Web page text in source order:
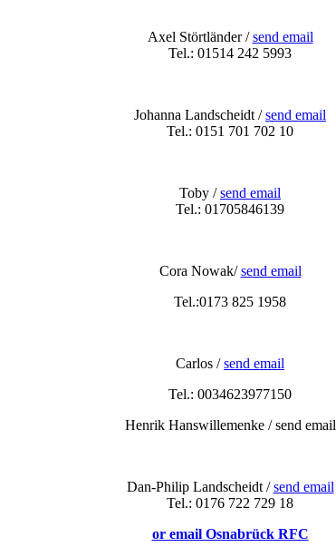
Axel Störtländer /send email
Tel.: 01514 242 5993
Johanna Landscheidt /send email
Tel.: 0151 701 702 10
Toby /send email
Tel.: 01705846139
Cora Nowak/send email
Tel.:0173 825 1958
Carlos /send email
Tel.: 0034623977150
Henrik Hanswillemenke / send email
Dan-Philip Landscheidt /send email
Tel.: 0176 722 729 18
or email Osnabrück RFC